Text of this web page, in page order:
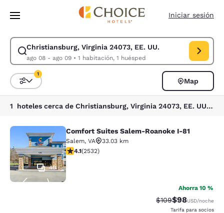
Saltar A Contenido Principal
Iniciar sesión
Christiansburg, Virginia 24073, EE. UU.
ago 08 - ago 09• 1 habitación, 1 huésped
Modificar búsqueda para Christiansburg, Virginia 24073, EE. UU..
Ordenar y filtrar
1
Map
1 hoteles cerca de Christiansburg, Virginia 24073, EE. UU. coinciden con tus filtros
Comfort Suites Salem-Roanoke I-81
40
Comfort Suites Salem-Roanoke I-81
Salem, VA
33.03 km
Calificación de 4.13 estrellas. Muy bueno. 2532
4.1(2532)
Ahorra 10 %
Tarifa tachada:
$109Tarifa
$98USD/noche
Tarifa para socios